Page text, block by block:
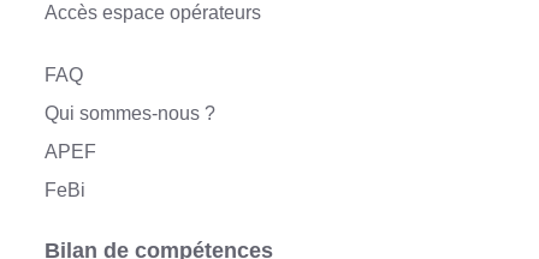
Accès espace opérateurs
FAQ
Qui sommes-nous ?
APEF
FeBi
Bilan de compétences